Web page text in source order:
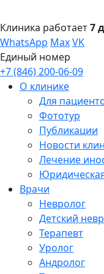
Клиника работает7
WhatsApp MaxVK
Единый номер
+7 (846) 200-06-09
О клинике
Для
Фототур
Публикации
Новости
Лечение
Врачи
Невролог
Детский
Терапевт
Уролог
Андролог